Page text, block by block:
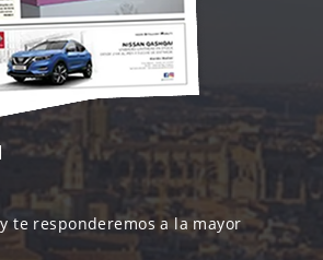
te responderemos a la mayor